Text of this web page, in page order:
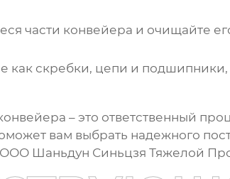
части конвейера и очищайте
как скребки, цепи и
– это ответственный
вам выбрать надежного
Шаньдун Синьцзя Тяжелой